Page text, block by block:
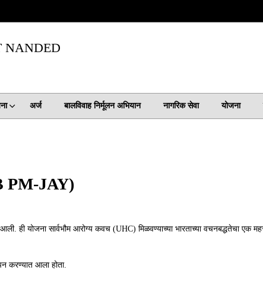
NANDED
अर्ज बालविवाह निर्मूलन अभियान नागरिक सेवा योजना
PM-JAY)
ही योजना सार्वभौम आरोग्य कवच (UHC) मिळवण्याच्या भारताच्या वचनबद्धतेचा एक
करण्यात आला होता.